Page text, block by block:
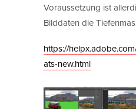
Voraussetzung ist
Bilddaten die
https://
ats-new.html